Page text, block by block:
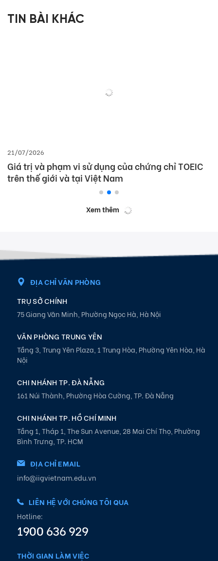
TIN BÀI KHÁC
21/07/2026
Giá trị và phạm vi sử dụng của chứng chỉ TOEIC
trên thế giới và tại Việt Nam
Xem thêm
ĐỊA CHỈ VĂN PHÒNG
TRỤ SỞ CHÍNH
75 Giang Văn Minh, Phường Ngọc Hà, Hà Nội
VĂN PHÒNG TRUNG YÊN
Tầng 3, Trung Yên Plaza, 1 Trung Hòa, Phường Yên Hòa, Hà
Nội
CHI NHÁNH TP. ĐÀ NẴNG
161 Núi Thành, Phường Hòa Cường, TP. Đà Nẵng
CHI NHÁNH TP. HỒ CHÍ MINH
Tầng 1, Tháp 1, The Sun Avenue, 28 Mai Chí Thọ, Phường
Bình Trưng, TP. HCM
ĐỊA CHỈ EMAIL
info@iigvietnam.edu.vn
LIÊN HỆ VỚI CHÚNG TÔI QUA
Hotline:
1900 636 929
THỜI GIAN LÀM VIỆC